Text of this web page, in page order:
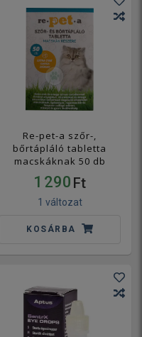
Re-pet-a szőr-,
bőrtápláló tabletta
macskáknak 50 db
1 290 Ft
1 változat
KOSÁRBA